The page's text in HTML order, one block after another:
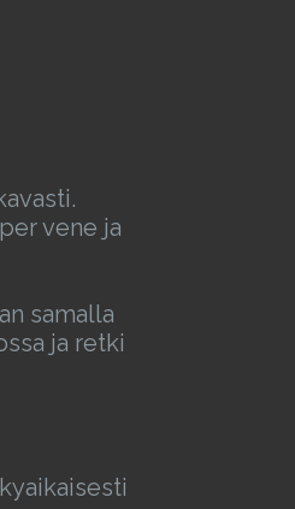
vene ja
samalla
ja retki